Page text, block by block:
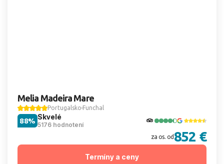
Melia Madeira Mare
Portugalsko Funchal
Skvelé
5176 hodnotení
88%
za os. od 852 €
Termíny a ceny